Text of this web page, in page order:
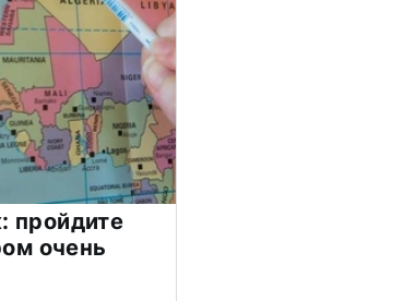
пройдите
очень